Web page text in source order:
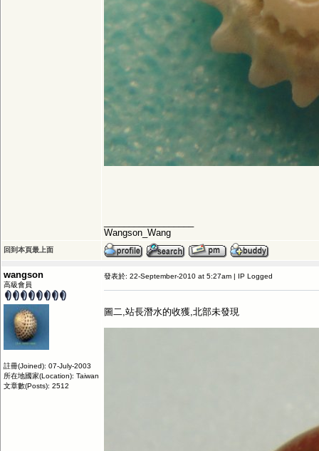
Wangson_Wang
回到本頁最上面
wangson
高級會員
註冊(Joined): 07-July-2003
所在地國家(Location): Taiwan
文章數(Posts): 2512
發表於: 22-September-2010 at 5:27am | IP Logged
圖二,站長潛水的收獲,北部未發現